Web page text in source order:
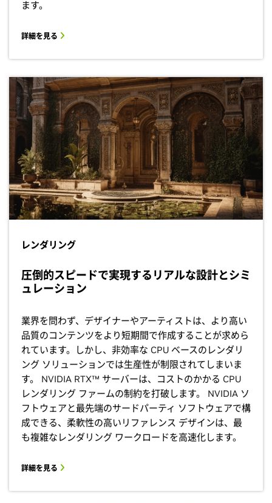
ます。
詳細を見る
レンダリング
圧倒的スピードで実現するリアルな設計とシミ
ュレーション
業界を問わず、デザイナーやアーティストは、より高い
品質のコンテンツをより短期間で作成することが求めら
れています。しかし、非効率な CPU ベースのレンダリ
ング ソリューションでは生産性が制限されてしまいま
す。 NVIDIA RTX™ サーバーは、コストのかかる CPU
レンダリング ファームの制約を打破します。 NVIDIA ソ
フトウェアと最先端のサードパーティ ソフトウェアで構
成できる、柔軟性の高いリファレンス デザインは、最
も複雑なレンダリング ワークロードを高速化します。
詳細を見る